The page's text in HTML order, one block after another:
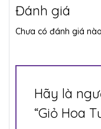
Đánh giá
Chưa có đánh giá nào.
Hãy là
“Giỏ Hoa